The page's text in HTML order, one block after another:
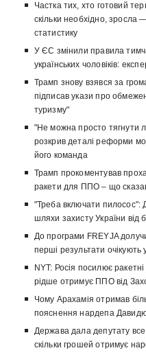
Частка тих, хто готовий
скільки необхідно, зросла
статистику
У ЄС змінили правила
українських чоловіків:
Трамп знову взявся за
підписав укази про
туризму"
"Не можна просто тягнути
розкрив деталі реформи
його команда
Трамп прокоментував
ракети для ППО – що
"Треба включати пилосос":
шляхи захисту України від
До програми FREYJA
перші результати
NYT: Росія посилює
рідше отримує ППО від
Чому Арахамія отримав
пояснення нардепа
Держава дала депутату
скільки грошей отримує